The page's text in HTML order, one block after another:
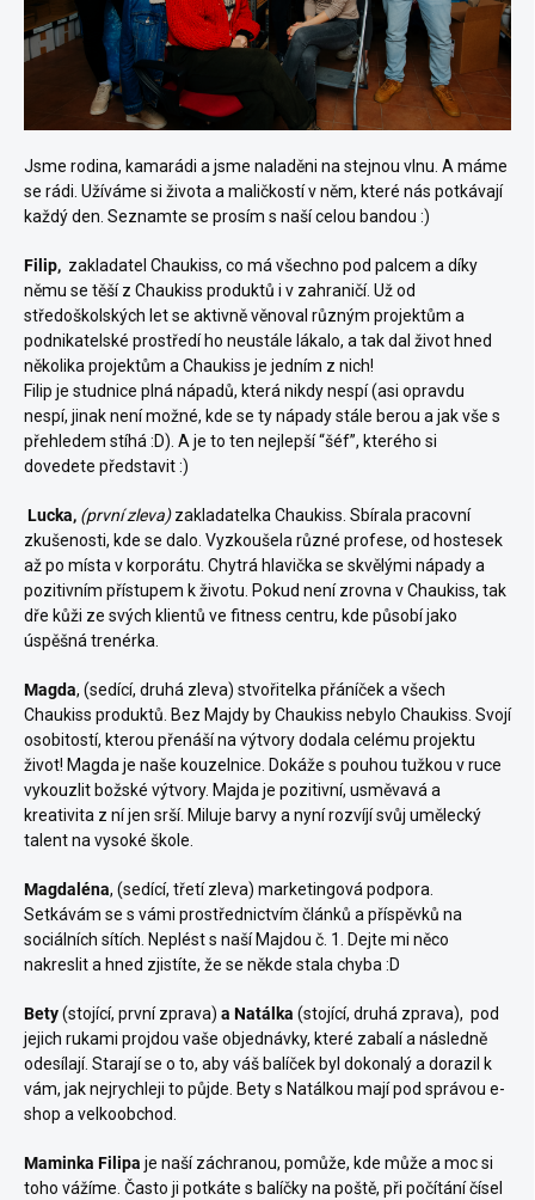
Jsme rodina, kamarádi a jsme naladěni na stejnou vlnu. A máme
se rádi. Užíváme si života a maličkostí v něm, které nás potkávají
každý den. Seznamte se prosím s naší celou bandou :)
Filip, zakladatel Chaukiss, co má všechno pod palcem a díky
němu se těší z Chaukiss produktů i v zahraničí. Už od
středoškolských let se aktivně věnoval různým projektům a
podnikatelské prostředí ho neustále lákalo, a tak dal život hned
několika projektům a Chaukiss je jedním z nich!
Filip je studnice plná nápadů, která nikdy nespí (asi opravdu
nespí, jinak není možné, kde se ty nápady stále berou a jak vše s
přehledem stíhá :D). A je to ten nejlepší “šéf”, kterého si
dovedete představit :)
Lucka, (první zleva) zakladatelka Chaukiss. Sbírala pracovní
zkušenosti, kde se dalo. Vyzkoušela různé profese, od hostesek
až po místa v korporátu. Chytrá hlavička se skvělými nápady a
pozitivním přístupem k životu. Pokud není zrovna v Chaukiss, tak
dře kůži ze svých klientů ve fitness centru, kde působí jako
úspěšná trenérka.
Magda, (sedící, druhá zleva) stvořitelka přáníček a všech
Chaukiss produktů. Bez Majdy by Chaukiss nebylo Chaukiss. Svojí
osobitostí, kterou přenáší na výtvory dodala celému projektu
život! Magda je naše kouzelnice. Dokáže s pouhou tužkou v ruce
vykouzlit božské výtvory. Majda je pozitivní, usměvavá a
kreativita z ní jen srší. Miluje barvy a nyní rozvíjí svůj umělecký
talent na vysoké škole.
Magdaléna, (sedící, třetí zleva) marketingová podpora.
Setkávám se s vámi prostřednictvím článků a příspěvků na
sociálních sítích. Neplést s naší Majdou č. 1. Dejte mi něco
nakreslit a hned zjistíte, že se někde stala chyba :D
Bety(stojící, první zprava) a Natálka (stojící, druhá zprava), pod
jejich rukami projdou vaše objednávky, které zabalí a následně
odesílají. Starají se o to, aby váš balíček byl dokonalý a dorazil k
vám, jak nejrychleji to půjde. Bety s Natálkou mají pod správou e-
shop a velkoobchod.
Maminka Filipa je naší záchranou, pomůže, kde může a moc si
toho vážíme. Často ji potkáte s balíčky na poště, při počítání čísel